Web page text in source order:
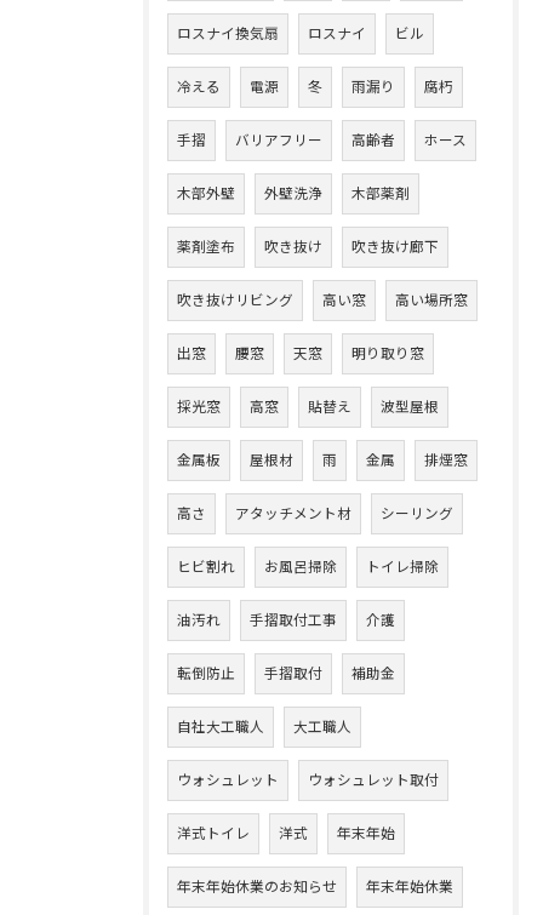
ロスナイ換気扇 ロスナイ ビル
冷える 電源 冬 雨漏り 腐朽
手摺 バリアフリー 高齢者 ホース
木部外壁 外壁洗浄 木部薬剤
薬剤塗布 吹き抜け 吹き抜け廊下
吹き抜けリビング 高い窓 高い場所窓
出窓 腰窓 天窓 明り取り窓
採光窓 高窓 貼替え 波型屋根
金属板 屋根材 雨 金属 排煙窓
高さ アタッチメント材 シーリング
ヒビ割れ お風呂掃除 トイレ掃除
油汚れ 手摺取付工事 介護
転倒防止 手摺取付 補助金
自社大工職人 大工職人
ウォシュレット ウォシュレット取付
洋式トイレ 洋式 年末年始
年末年始休業のお知らせ 年末年始休業